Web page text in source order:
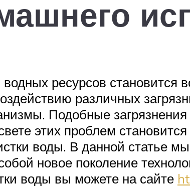
ресурсов становится
различных
Подобные
этих проблем
воды. В данной статье
новое поколение
воды вы можете на сайте